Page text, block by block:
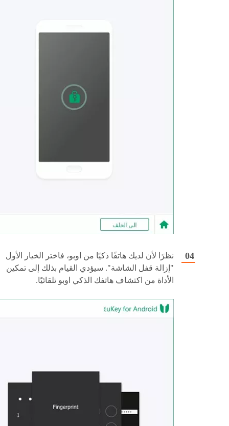
نظرًا لأن لديك هاتفًا ذكيًا من اوبو، فاختر الخيار الأول
"إزالة قفل الشاشة". سيؤدي القيام بذلك إلى تمكين
الأداة من اكتشاف هاتفك الذكي اوبو تلقائيًا.